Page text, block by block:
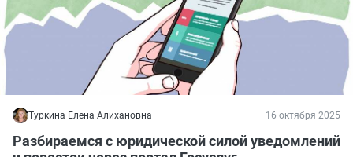
Туркина Елена Алихановна 16 октября 2025
Разбираемся с юридической силой уведомлений